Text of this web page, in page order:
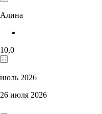
Алина
10,0
июль 2026
26 июля 2026